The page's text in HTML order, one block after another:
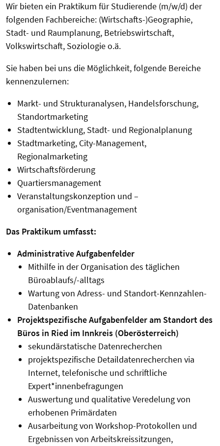
Wir bieten ein Praktikum für Studierende (m/w/d) der
folgenden Fachbereiche: (Wirtschafts-)Geographie,
Stadt- und Raumplanung, Betriebswirtschaft,
Volkswirtschaft, Soziologie o.ä.
Sie haben bei uns die Möglichkeit, folgende Bereiche
kennenzulernen:
Markt- und Strukturanalysen, Handelsforschung,
Standortmarketing
Stadtentwicklung, Stadt- und Regionalplanung
Stadtmarketing, City-Management,
Regionalmarketing
Wirtschaftsförderung
Quartiersmanagement
Veranstaltungskonzeption und –
organisation/Eventmanagement
Das Praktikum umfasst:
Administrative Aufgabenfelder
Mithilfe in der Organisation des täglichen
Büroablaufs/-alltags
Wartung von Adress- und Standort-Kennzahlen-
Datenbanken
Projektspezifische Aufgabenfelder am Standort des
Büros in Ried im Innkreis (Oberösterreich)
sekundärstatische Datenrecherchen
projektspezifische Detaildatenrecherchen via
Internet, telefonische und schriftliche
Expert*innenbefragungen
Auswertung und qualitative Veredelung von
erhobenen Primärdaten
Ausarbeitung von Workshop-Protokollen und
Ergebnissen von Arbeitskreissitzungen,